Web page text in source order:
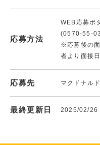
応募方法
WEB応募ボ
(0570-55-
※応募後の
者より面接
応募先 マクドナル
最終更新日 2025/02/26